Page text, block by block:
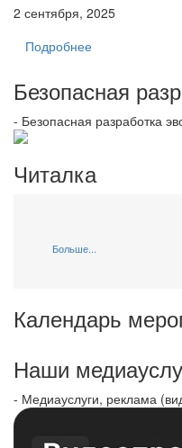
2 сентября, 2025
Подробнее
Безопасная
- Безопасная разработка
Читалка
Больше...
Календарь
Наши
- Медиауслуги, реклама